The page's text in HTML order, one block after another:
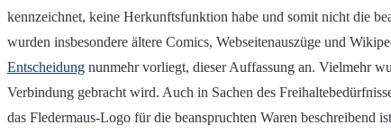
kennzeichnet, keine Herkunftsfunktion habe und somit nicht die
wurden insbesondere ältere Comics, Webseitenauszüge und
Entscheidung nunmehr vorliegt, dieser Auffassung an. Vielmehr
Verbindung gebracht wird. Auch in Sachen des
das Fledermaus-Logo für die beanspruchten Waren beschreibend